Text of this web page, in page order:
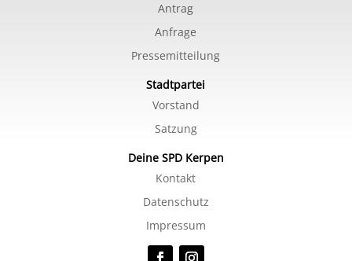
Antrag
Anfrage
Pressemitteilung
Stadtpartei
Vorstand
Satzung
Deine SPD Kerpen
Kontakt
Datenschutz
Impressum